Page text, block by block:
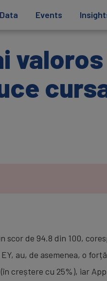
Events
scor de 94.8 din 100,
au, de asemenea, o
creștere cu 25%), iar